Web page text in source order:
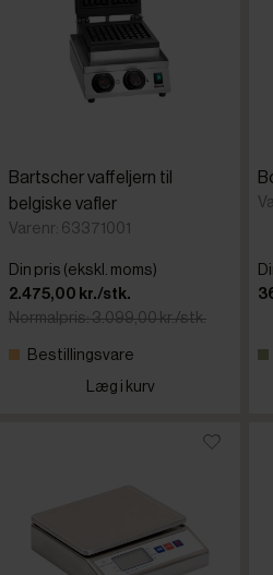
Bartscher vaffeljern til
belgiske vafler
Varenr: 63371001
Din pris (ekskl. moms)
2.475,00 kr./stk.
Normalpris: 3.099,00 kr./stk.
Bestillingsvare
Læg i kurv